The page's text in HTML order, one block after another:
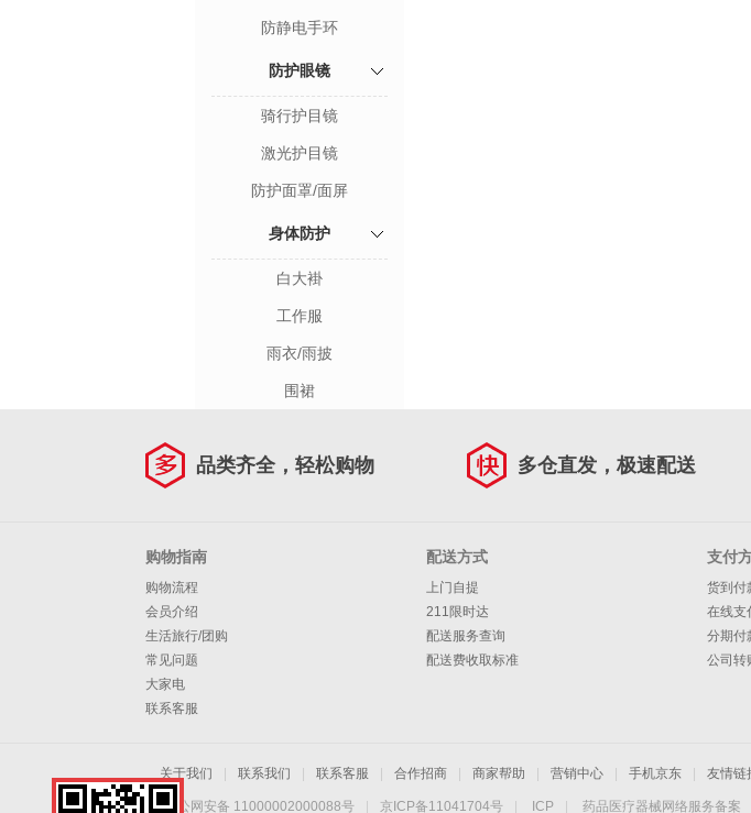
防静电手环
防护眼镜
骑行护目镜
激光护目镜
防护面罩/面屏
身体防护
白大褂
工作服
雨衣/雨披
围裙
品类齐全，轻松购物 多仓直发，极速配送
购物指南
购物流程
会员介绍
生活旅行/团购
常见问题
大家电
联系客服
配送方式
上门自提
211限时达
配送服务查询
配送费收取标准
支付
货到付
在线支
分期付
公司转
关于我们 联系我们 联系客服 合作招商 商家帮助 营销中心 手机京东 友情链
京公网安备 11000002000088号 京ICP备11041704号 ICP 药品医疗器械网络服务备案